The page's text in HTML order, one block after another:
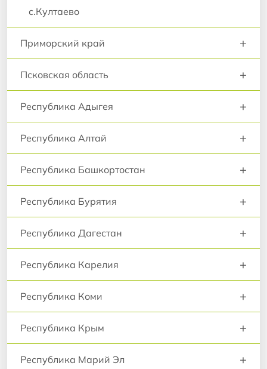
с.Култаево
Приморский край +
Псковская область +
Республика Адыгея +
Республика Алтай +
Республика Башкортостан +
Республика Бурятия +
Республика Дагестан +
Республика Карелия +
Республика Коми +
Республика Крым +
Республика Марий Эл +